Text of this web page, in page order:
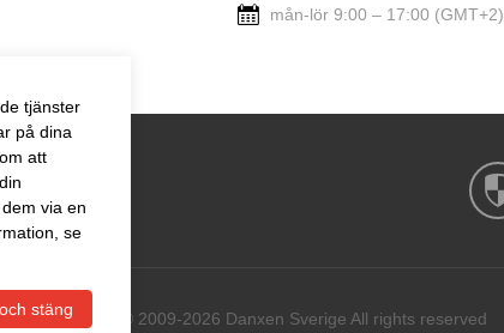
mån-lör 9:00 – 17:00 (GMT+2).
Copyright © 2009-2026 Danxen Sverige All rights reserved
tjänster
på dina
att
via en
se
stäng